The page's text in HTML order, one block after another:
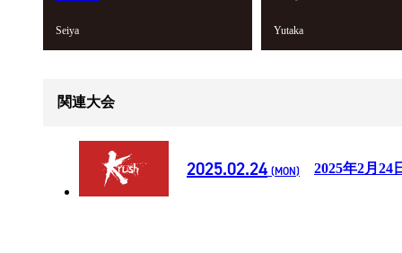
Seiya Yutaka
関連大会
2025.02.24 (MON) 2025年2月24